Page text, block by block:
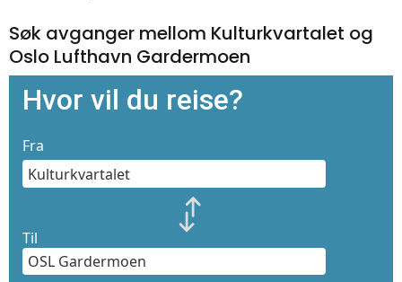
Søk avganger mellom Kulturkvartalet og
Oslo Lufthavn Gardermoen
Hvor vil du reise?
Fra
Til